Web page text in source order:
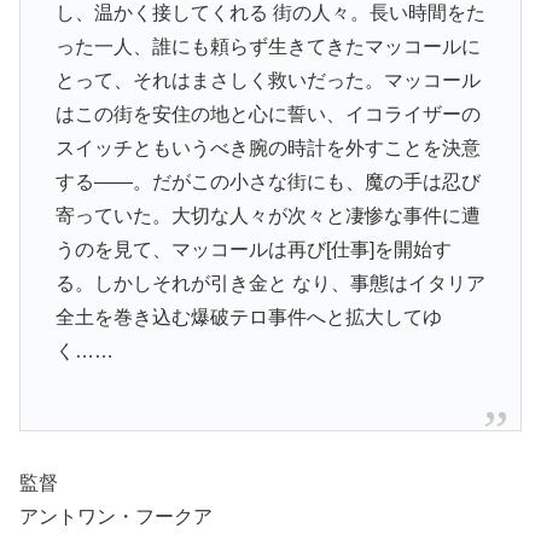
し、温かく接してくれる 街の人々。長い時間をた
った一人、誰にも頼らず生きてきたマッコールに
とって、それはまさしく救いだった。マッコール
はこの街を安住の地と心に誓い、イコライザーの
スイッチともいうべき腕の時計を外すことを決意
する――。だがこの小さな街にも、魔の手は忍び
寄っていた。大切な人々が次々と凄惨な事件に遭
うのを見て、マッコールは再び[仕事]を開始す
る。しかしそれが引き金と なり、事態はイタリア
全土を巻き込む爆破テロ事件へと拡大してゆ
く……
監督
アントワン・フークア